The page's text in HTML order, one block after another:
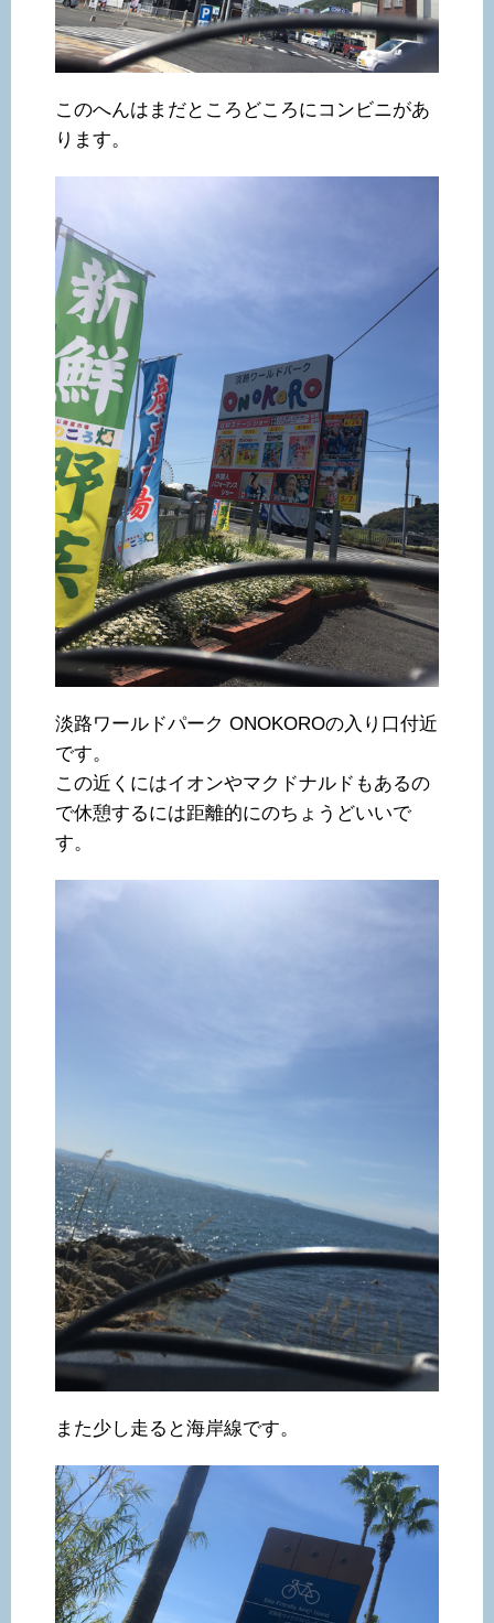
このへんはまだところどころにコンビニがあ
ります。
淡路ワールドパーク ONOKOROの入り口付近
です。
この近くにはイオンやマクドナルドもあるの
で休憩するには距離的にのちょうどいいで
す。
また少し走ると海岸線です。